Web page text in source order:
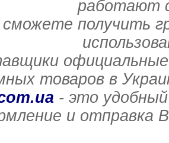
работают
получить
товаров в
- это удобный
и отправка